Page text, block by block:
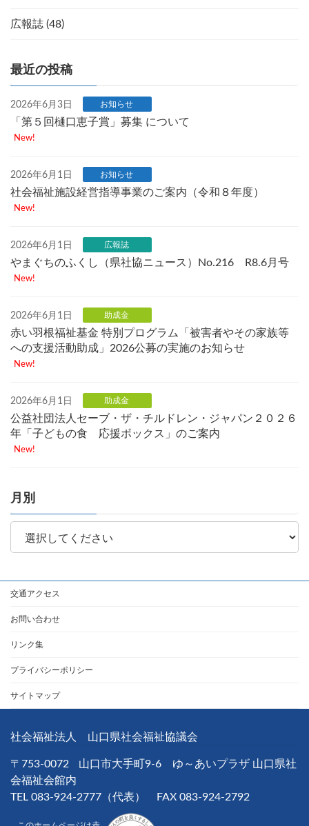
広報誌 (48)
最近の投稿
2026年6月3日 お知らせ
「第５回樋口恵子賞」募集 について
New!
2026年6月1日 お知らせ
社会福祉施設経営指導事業のご案内（令和８年度）
New!
2026年6月1日 広報誌
やまぐちのふくし（県社協ニュース）No.216 R8.6月号
New!
2026年6月1日 助成金
赤い羽根福祉基金 特別プログラム「被害者やその家族等
への支援活動助成」2026公募の実施のお知らせ
New!
2026年6月1日 助成金
公益社団法人セーブ・ザ・チルドレン・ジャパン２０２６
年「子どもの食 応援ボックス」のご案内
New!
月別
交通アクセス
お問い合わせ
リンク集
プライバシーポリシー
サイトマップ
社会福祉法人 山口県社会福祉協議会
〒753-0072
山口市大手町9-6 ゆ～あいプラザ 山口県社
会福祉会館内
TEL 083-924-2777（代表） FAX 083-924-2792